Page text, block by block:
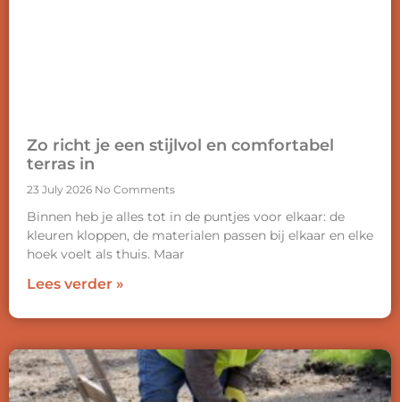
Zo richt je een stijlvol en comfortabel
terras in
23 July 2026 No Comments
Binnen heb je alles tot in de puntjes voor elkaar: de
kleuren kloppen, de materialen passen bij elkaar en elke
hoek voelt als thuis. Maar
Lees verder »